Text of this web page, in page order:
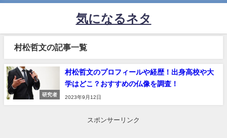
気になるネタ
村松哲文の記事一覧
研究者
村松哲文のプロフィールや経歴！出身高校や大
学はどこ？おすすめの仏像を調査！
2023年9月12日
スポンサーリンク